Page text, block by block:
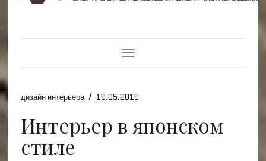
Toggle
Navigation
дизайн интерьера / 19.05.2019
Интерьер в японском
стиле